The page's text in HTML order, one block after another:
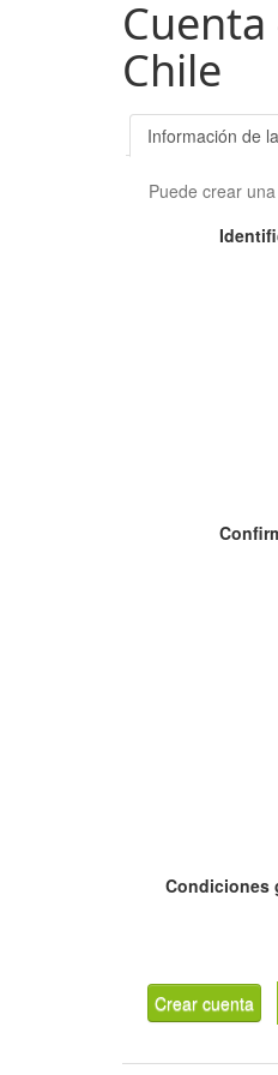
Chile
Información de
Puede crear
Condiciones
Crear cuenta